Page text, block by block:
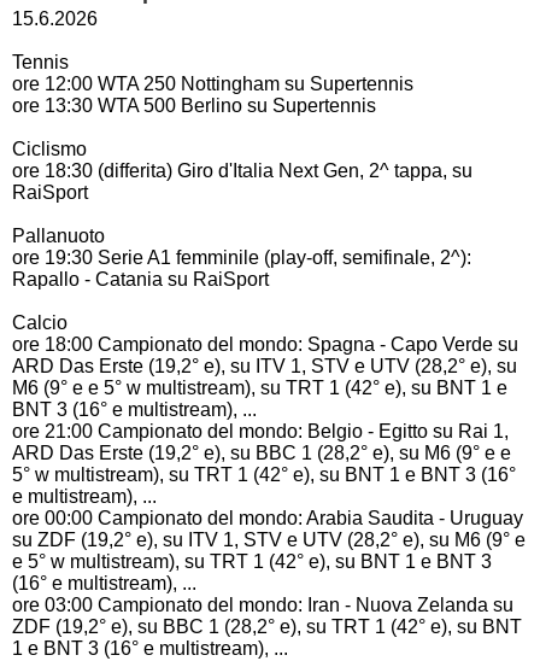
15.6.2026
Tennis
ore 12:00 WTA 250 Nottingham su Supertennis
ore 13:30 WTA 500 Berlino su Supertennis
Ciclismo
ore 18:30 (differita) Giro d'Italia Next Gen, 2^ tappa, su
RaiSport
Pallanuoto
ore 19:30 Serie A1 femminile (play-off, semifinale, 2^):
Rapallo - Catania su RaiSport
Calcio
ore 18:00 Campionato del mondo: Spagna - Capo Verde su
ARD Das Erste (19,2° e), su ITV 1, STV e UTV (28,2° e), su
M6 (9° e e 5° w multistream), su TRT 1 (42° e), su BNT 1 e
BNT 3 (16° e multistream), ...
ore 21:00 Campionato del mondo: Belgio - Egitto su Rai 1,
ARD Das Erste (19,2° e), su BBC 1 (28,2° e), su M6 (9° e e
5° w multistream), su TRT 1 (42° e), su BNT 1 e BNT 3 (16°
e multistream), ...
ore 00:00 Campionato del mondo: Arabia Saudita - Uruguay
su ZDF (19,2° e), su ITV 1, STV e UTV (28,2° e), su M6 (9° e
e 5° w multistream), su TRT 1 (42° e), su BNT 1 e BNT 3
(16° e multistream), ...
ore 03:00 Campionato del mondo: Iran - Nuova Zelanda su
ZDF (19,2° e), su BBC 1 (28,2° e), su TRT 1 (42° e), su BNT
1 e BNT 3 (16° e multistream), ...